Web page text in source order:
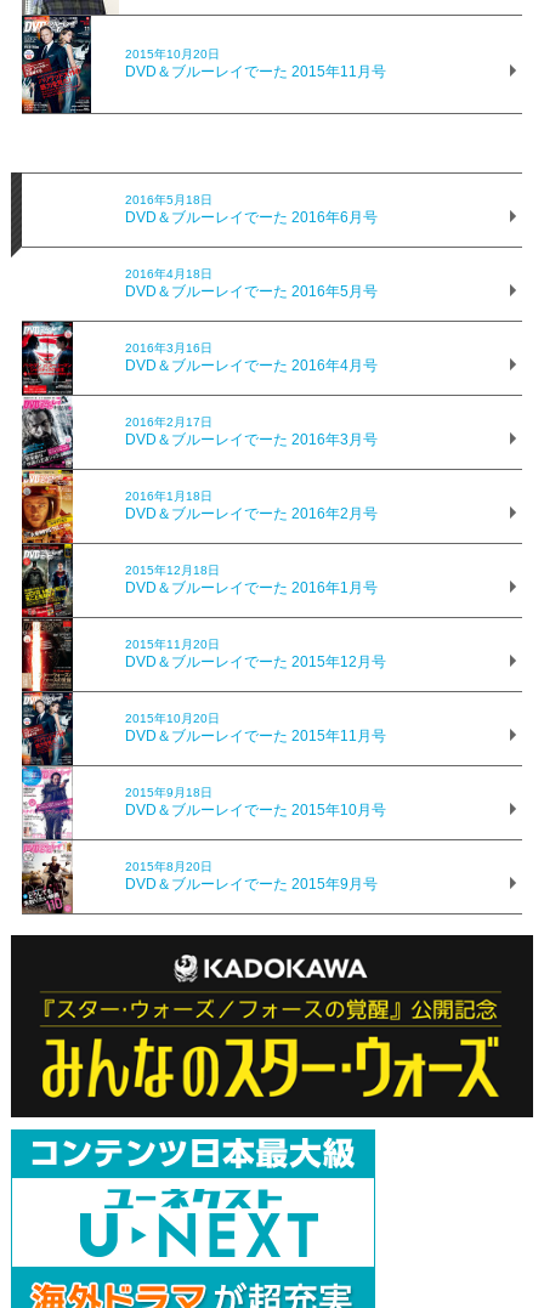
2015年10月20日
DVD＆ブルーレイでーた 2015年11月号
2016年5月18日
DVD＆ブルーレイでーた 2016年6月号
2016年4月18日
DVD＆ブルーレイでーた 2016年5月号
2016年3月16日
DVD＆ブルーレイでーた 2016年4月号
2016年2月17日
DVD＆ブルーレイでーた 2016年3月号
2016年1月18日
DVD＆ブルーレイでーた 2016年2月号
2015年12月18日
DVD＆ブルーレイでーた 2016年1月号
2015年11月20日
DVD＆ブルーレイでーた 2015年12月号
2015年10月20日
DVD＆ブルーレイでーた 2015年11月号
2015年9月18日
DVD＆ブルーレイでーた 2015年10月号
2015年8月20日
DVD＆ブルーレイでーた 2015年9月号